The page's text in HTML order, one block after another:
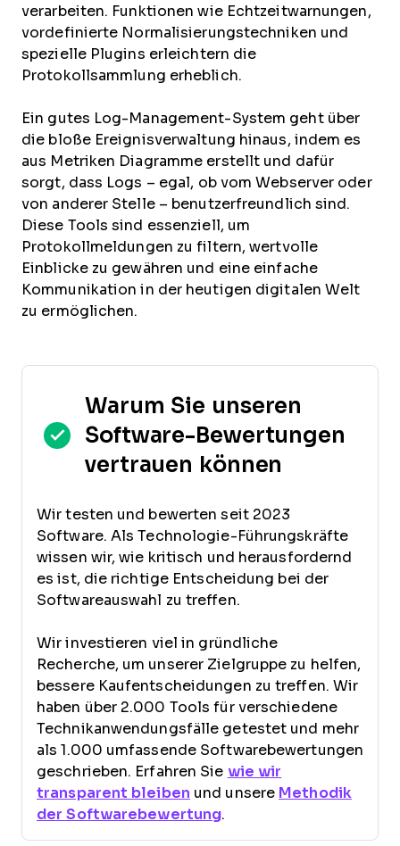
verarbeiten. Funktionen wie Echtzeitwarnungen,
vordefinierte Normalisierungstechniken und
spezielle Plugins erleichtern die
Protokollsammlung erheblich.
Ein gutes Log-Management-System geht über
die bloße Ereignisverwaltung hinaus, indem es
aus Metriken Diagramme erstellt und dafür
sorgt, dass Logs – egal, ob vom Webserver oder
von anderer Stelle – benutzerfreundlich sind.
Diese Tools sind essenziell, um
Protokollmeldungen zu filtern, wertvolle
Einblicke zu gewähren und eine einfache
Kommunikation in der heutigen digitalen Welt
zu ermöglichen.
Warum Sie unseren
Software-Bewertungen
vertrauen können
Wir testen und bewerten seit 2023
Software. Als Technologie-Führungskräfte
wissen wir, wie kritisch und herausfordernd
es ist, die richtige Entscheidung bei der
Softwareauswahl zu treffen.
Wir investieren viel in gründliche
Recherche, um unserer Zielgruppe zu helfen,
bessere Kaufentscheidungen zu treffen. Wir
haben über 2.000 Tools für verschiedene
Technikanwendungsfälle getestet und mehr
als 1.000 umfassende Softwarebewertungen
geschrieben. Erfahren Sie wie wir
transparent bleiben und unsere Methodik
der Softwarebewertung.